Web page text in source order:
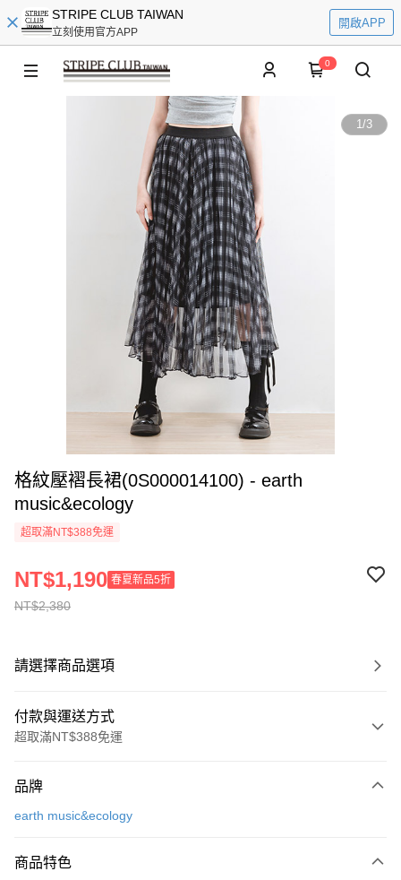
STRIPE CLUB TAIWAN
立刻使用官方APP
開啟APP
0
1/3
格紋壓褶長裙(0S000014100) - earth
music&ecology
超取滿NT$388免運
NT$2,380
NT$1,190 春夏新品5折
請選擇商品選項
付款與運送方式
超取滿NT$388免運
信用卡一次付款
3 期 0 利率 每期
品牌
earth music&ecology
商品特色